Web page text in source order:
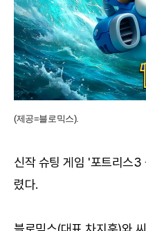
(제공=블로믹스).
신작 슈팅 게임 '포트리스
렸다.